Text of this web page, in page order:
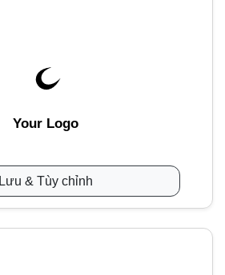
Your Logo
Lưu & Tùy chỉnh